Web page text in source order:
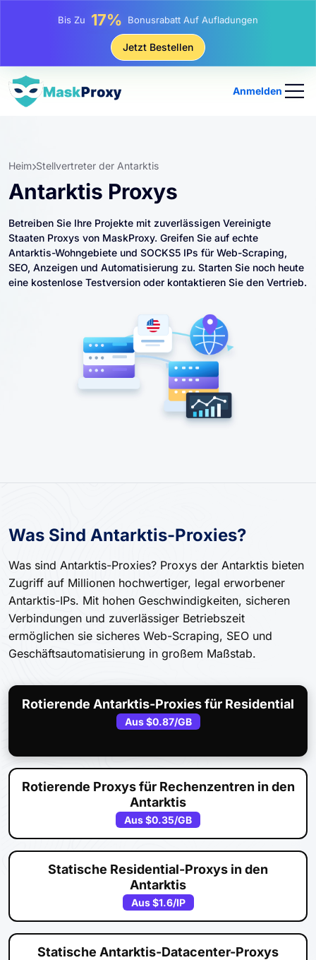
Bis Zu 25% Rabatt Auf Statische IP-Käufe
81% Rabatt Auf Rotierende IP Einkäufe
Jetzt Bestellen
Anmelden
Heim Stellvertreter der Antarktis
Antarktis Proxys
Betreiben Sie Ihre Projekte mit zuverlässigen Vereinigte
Staaten Proxys von MaskProxy. Greifen Sie auf echte
Antarktis-Wohngebiete und SOCKS5 IPs für Web-Scraping,
SEO, Anzeigen und Automatisierung zu. Starten Sie noch heute
eine kostenlose Testversion oder kontaktieren Sie den Vertrieb.
Was Sind Antarktis-Proxies?
Was sind Antarktis-Proxies? Proxys der Antarktis bieten
Zugriff auf Millionen hochwertiger, legal erworbener
Antarktis-IPs. Mit hohen Geschwindigkeiten, sicheren
Verbindungen und zuverlässiger Betriebszeit
ermöglichen sie sicheres Web-Scraping, SEO und
Geschäftsautomatisierung in großem Maßstab.
Rotierende Antarktis-Proxies für Residential
Aus$0.87/GB
Rotierende Proxys für Rechenzentren in den
Antarktis
Aus$0.35/GB
Statische Residential-Proxys in den
Antarktis
Aus$1.6/IP
Statische Antarktis-Datacenter-Proxys